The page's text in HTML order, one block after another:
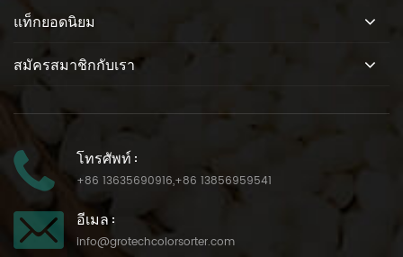
แท็กยอดนิยม
สมัครสมาชิกกับเรา
โทรศัพท์ :
+86 13635690916,+86 13856959541
อีเมล :
info@grotechcolorsorter.com